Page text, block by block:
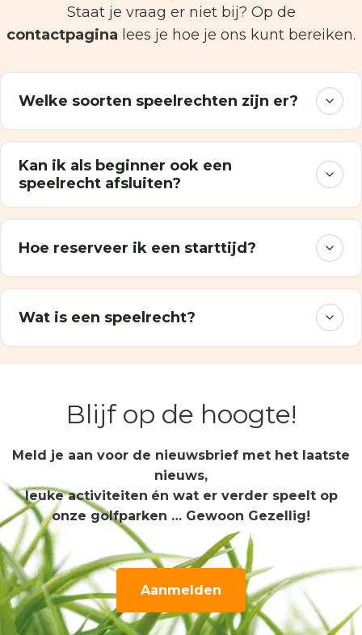
Staat je vraag er niet bij? Op de
contactpagina lees je hoe je ons kunt bereiken.
Welke soorten speelrechten zijn er?
Kan ik als beginner ook een
speelrecht afsluiten?
Hoe reserveer ik een starttijd?
Wat is een speelrecht?
Blijf op de hoogte!
Meld je aan voor de nieuwsbrief met het laatste
nieuws,
leuke activiteiten én wat er verder speelt op
onze golfparken … Gewoon Gezellig!
Aanmelden